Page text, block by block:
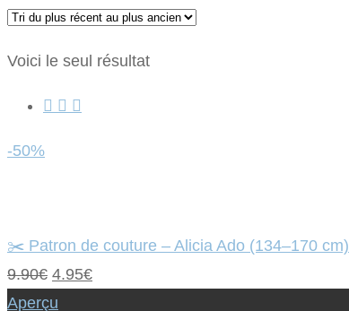
Voici le seul résultat
-50%
✂️ Patron de couture – Alicia Ado (134–170 cm)
9.90€ Le
prix
4.95€Le
Aperçu